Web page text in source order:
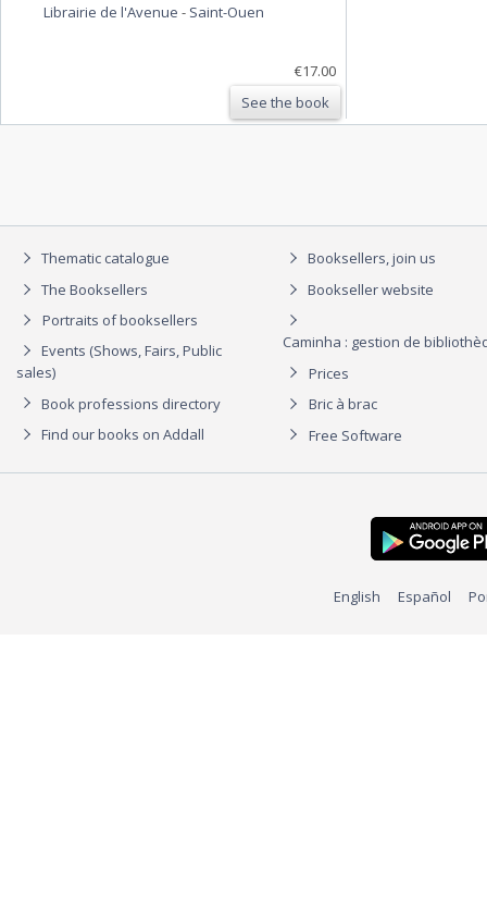
Librairie de l'Avenue - Saint-Ouen
€17.00
See the book
Thematic catalogue
The Booksellers
Portraits of booksellers
Events (Shows, Fairs, Public
sales)
Book professions directory
Find our books on Addall
Booksellers, join us
Bookseller website
Caminha : gestion de
Prices
Bric à brac
Free Software
English Español